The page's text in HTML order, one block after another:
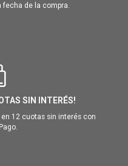
de la compra.
SIN INTERÉS!
12 cuotas sin interés con